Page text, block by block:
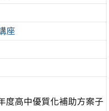
座
度高中優質化補助方案子